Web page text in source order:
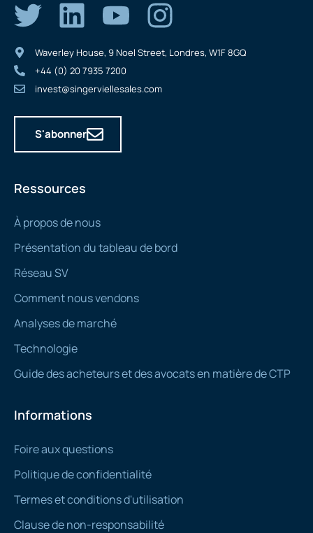
Ressources
À propos de nous
Présentation du tableau de bord
Réseau SV
Comment nous vendons
Analyses de marché
Technologie
Guide des acheteurs et des avocats en matière de CTP
Informations
Foire aux questions
Politique de confidentialité
Termes et conditions d'utilisation
Clause de non-responsabilité
Waverley House, 9 Noel Street, Londres, W1F 8GQ
+44 (0) 20 7935 7200
invest@singerviellesales.com
S'abonner